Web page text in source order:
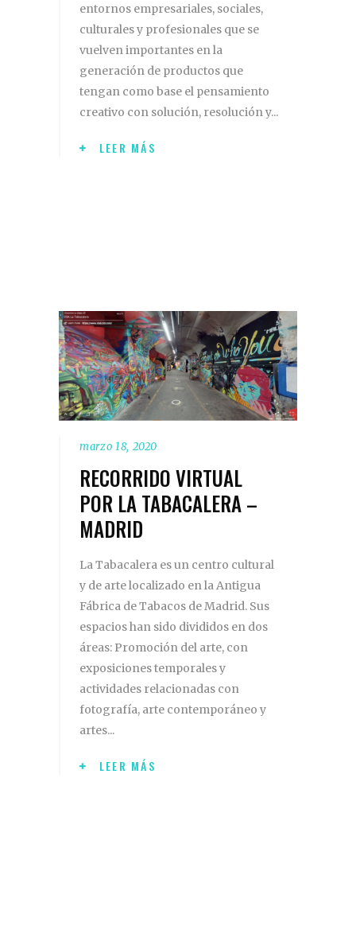
entornos empresariales, sociales,
culturales y profesionales que se
vuelven importantes en la
generación de productos que
tengan como base el pensamiento
creativo con solución, resolución y
LEER MÁS
marzo 18, 2020
RECORRIDO VIRTUAL
POR LA TABACALERA –
MADRID
La Tabacalera es un centro cultural
y de arte localizado en la Antigua
Fábrica de Tabacos de Madrid. Sus
espacios han sido divididos en dos
áreas: Promoción del arte, con
exposiciones temporales y
actividades relacionadas con
fotografía, arte contemporáneo y
artes
LEER MÁS